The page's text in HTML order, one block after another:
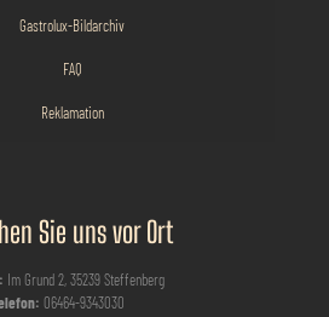
Gastrolux-Bildarchiv
FAQ
Reklamation
Sie uns vor Ort
Im Grund 2, 35239 Steffenberg
06464-9343030